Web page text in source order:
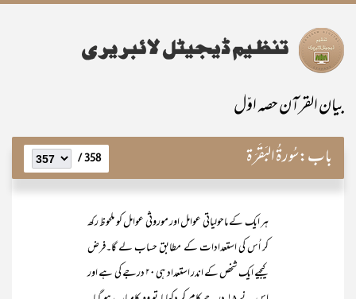
بیان القرآن حصہ اوّل
باب:سُورۃُ البَقَرَۃ 358 /
ہر ایک کے ماحولیاتی عوامل اور موروثی عوامل کو ملحوظ رکھ
کر اُس کی استعدادات کے مطابق حساب لے گا۔فرض
کیجیے ایک شخص کے اندر استعداد ہی ۲۰ درجے کی ہے اور